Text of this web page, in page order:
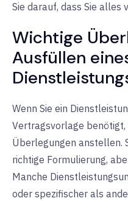
Sie darauf, dass Sie
Wichtige
Ausfüllen
Wenn Sie ein
Vertragsvorlage benötigt,
Überlegungen anstellen.
richtige Formulierung,
Manche
oder spezifischer als